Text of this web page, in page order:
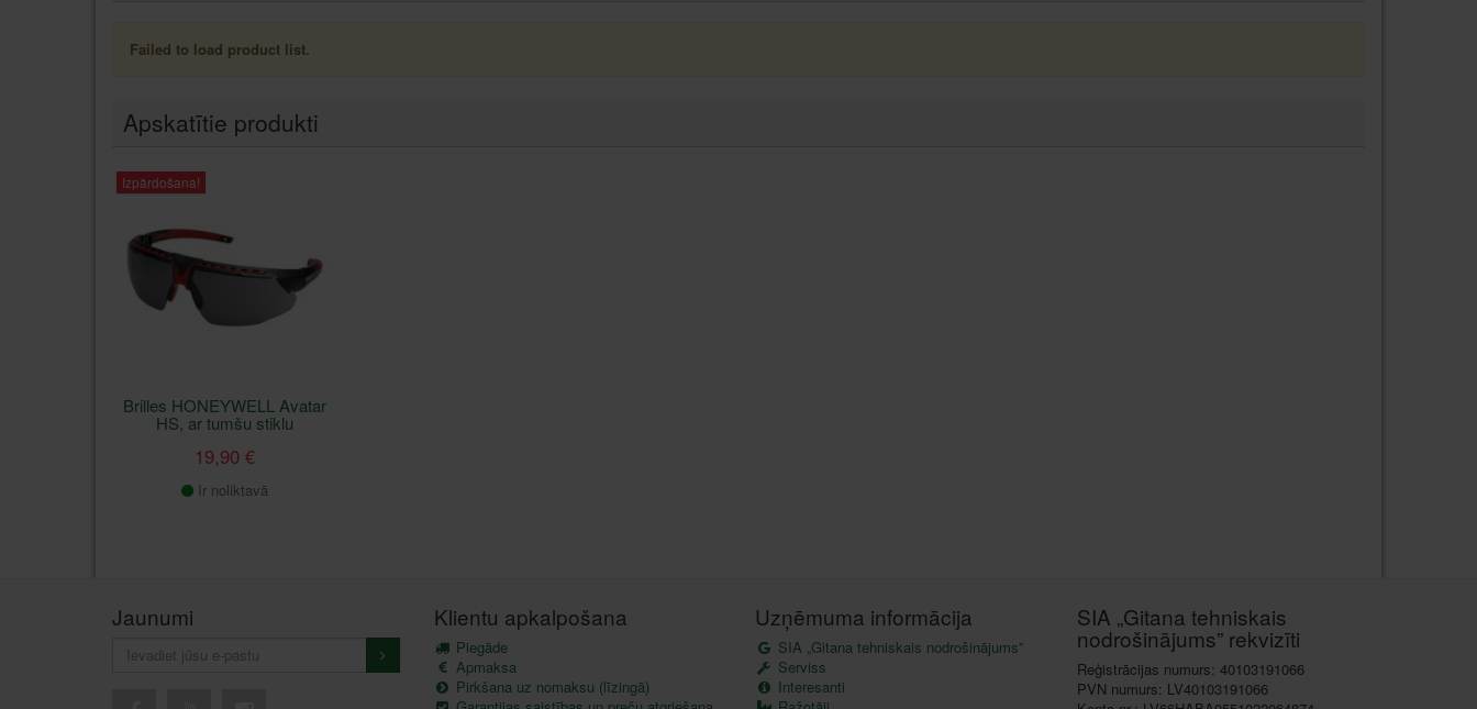
Failed to load product list.
Apskatītie produkti
Izpārdošana!
Brilles HONEYWELL Avatar
HS, ar tumšu stiklu
19,90 €
Ir noliktavā
Jaunumi Klientu apkalpošana
Piegāde
Apmaksa
Pirkšana uz nomaksu (līzingā)
Uzņēmuma informācija
SIA „Gitana tehniskais nodrošinājums”
Serviss
Interesanti
SIA „Gitana tehniskais
nodrošinājums” rekvizīti
Reģistrācijas numurs: 40103191066
PVN numurs: LV40103191066